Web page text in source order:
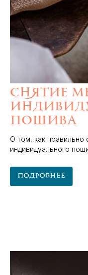
Снятие
пошива
О том, как правильно
индивидуального
Подробнее